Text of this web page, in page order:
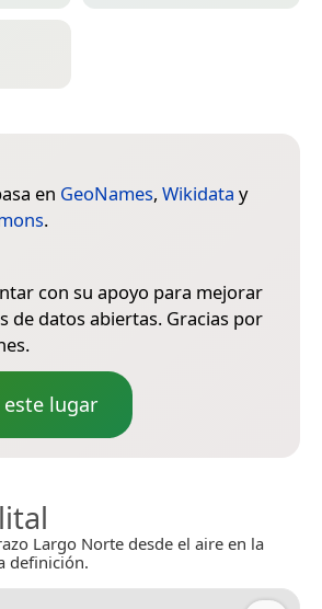
en GeoNames, Wikidata y
.
con su apoyo para mejorar
de datos abiertas. Gracias por
lugar
Largo Norte desde el aire en la
definición.